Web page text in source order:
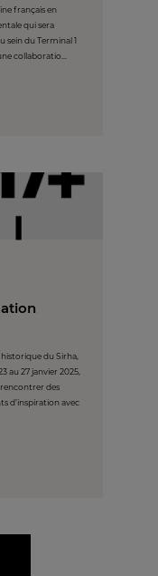
français en
qui sera
sein du Terminal 1
collaboratio...
du Sirha,
au 27 janvier 2025,
des
d’inspiration avec